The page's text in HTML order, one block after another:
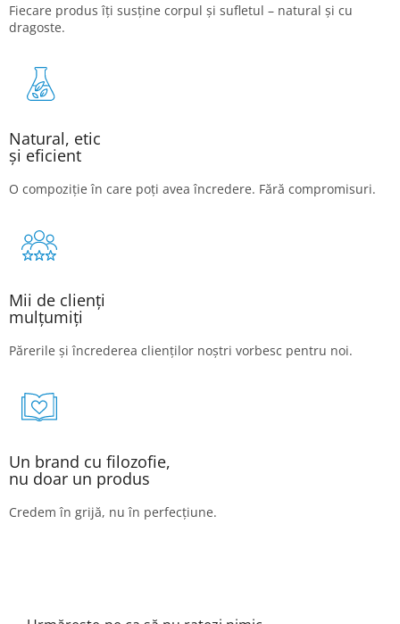
Fiecare produs îți susține corpul și sufletul – natural și cu
dragoste.
Natural, etic
și eficient
O compoziție în care poți avea încredere. Fără compromisuri.
Mii de clienți
mulțumiți
Părerile și încrederea clienților noștri vorbesc pentru noi.
Un brand cu filozofie,
nu doar un produs
Credem în grijă, nu în perfecțiune.